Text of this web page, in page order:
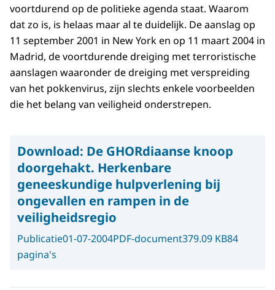
voortdurend op de politieke agenda staat. Waarom
dat zo is, is helaas maar al te duidelijk. De aanslag op
11 september 2001 in New York en op 11 maart 2004 in
Madrid, de voortdurende dreiging met terroristische
aanslagen waaronder de dreiging met verspreiding
van het pokkenvirus, zijn slechts enkele voorbeelden
die het belang van veiligheid onderstrepen.
Download: De GHORdiaanse knoop
doorgehakt. Herkenbare
geneeskundige hulpverlening bij
ongevallen en rampen in de
veiligheidsregio
Publicatie01-07-2004PDF-document379.09 KB84
pagina's